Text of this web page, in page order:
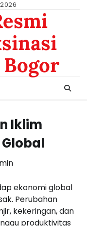
Iklim
ekonomi global
Perubahan
kekeringan, dan
produktivitas